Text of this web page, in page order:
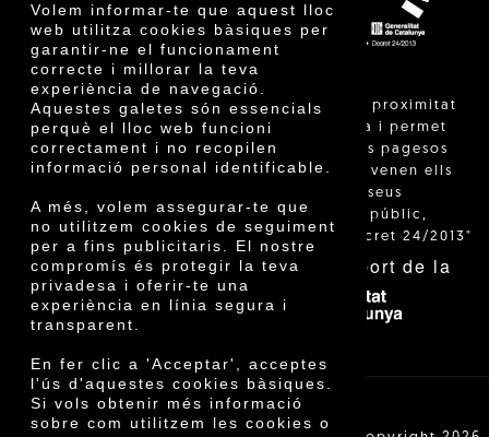
Volem informar-te que aquest lloc
web utilitza cookies bàsiques per
garantir-ne el funcionament
correcte i millorar la teva
experiència de navegació.
Aquestes galetes són essencials
perquè el lloc web funcioni
correctament i no recopilen
informació personal identificable.
A més, volem assegurar-te que
no utilitzem cookies de seguiment
per a fins publicitaris. El nostre
compromís és protegir la teva
privadesa i oferir-te una
experiència en línia segura i
transparent.
En fer clic a 'Acceptar', acceptes
l'ús d'aquestes cookies bàsiques.
Si vols obtenir més informació
sobre com utilitzem les cookies o
"La venda de proximitat
està regulada i permet
identificar els pagesos
catalans que venen ells
mateixos els seus
productes al públic,
segons el Decret 24/2013"
Amb el suport de la